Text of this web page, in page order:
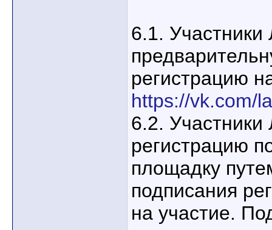
6.1.
регистрацию
https://vk.com/
6.2.
регистрацию
площадку
подписания
на участие.